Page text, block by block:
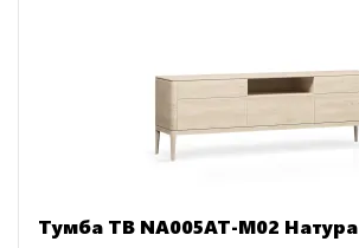
Тумба ТВ NA005AT-M02 Натура